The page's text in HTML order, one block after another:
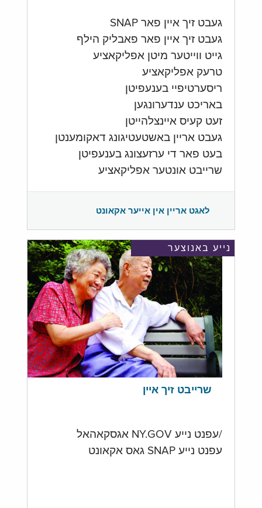
געבט זיך איין פאר SNAP
געבט זיך איין פאר פאבליק הילף
גייט ווייטער מיטן אפליקאציע
טרעק אפליקאציע
ריסערטיפיי בענעפיטן
באריכט ענדערונגען
זעט קעיס איינצלהייטן
געבט אריין באשטעטיגונג דאקומענטן
בעט פאר די ערזעצונג בענעפיטן
שרייבט אונטער אפליקאציע
לאגט אריין אין אייער אקאונט
נייע באנוצער
שרייבט זיך איין
/עפנט נייע NY.GOV אגסקאהאל
עפנט נייע SNAP גאס אקאונט